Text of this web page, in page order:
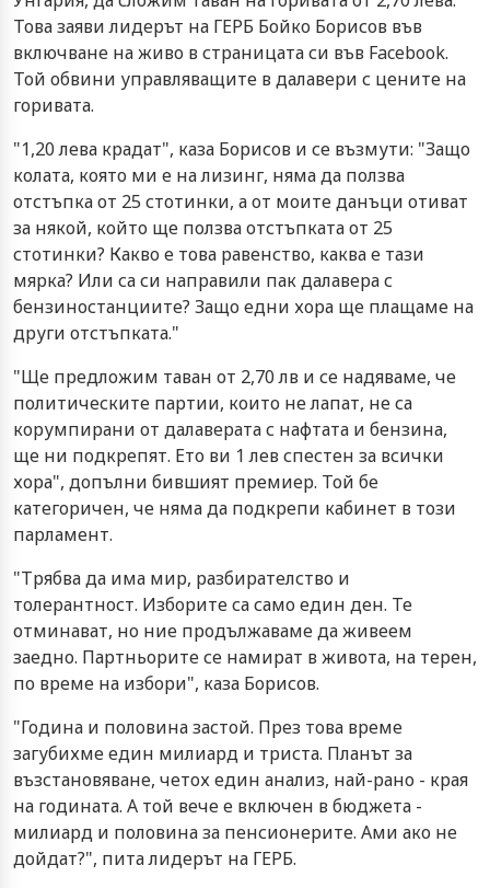
Това заяви лидерът на ГЕРБ Бойко Борисов във
включване на живо в страницата си във Facebook.
Той обвини управляващите в далавери с цените на
горивата.
"1,20 лева крадат", каза Борисов и се възмути: "Защо
колата, която ми е на лизинг, няма да ползва
отстъпка от 25 стотинки, а от моите данъци отиват
за някой, който ще ползва отстъпката от 25
стотинки? Какво е това равенство, каква е тази
мярка? Или са си направили пак далавера с
бензиностанциите? Защо едни хора ще плащаме на
други отстъпката."
"Ще предложим таван от 2,70 лв и се надяваме, че
политическите партии, които не лапат, не са
корумпирани от далаверата с нафтата и бензина,
ще ни подкрепят. Ето ви 1 лев спестен за всички
хора", допълни бившият премиер. Той бе
категоричен, че няма да подкрепи кабинет в този
парламент.
"Трябва да има мир, разбирателство и
толерантност. Изборите са само един ден. Те
отминават, но ние продължаваме да живеем
заедно. Партньорите се намират в живота, на терен,
по време на избори", каза Борисов.
"Година и половина застой. През това време
загубихме един милиард и триста. Планът за
възстановяване, четох един анализ, най-рано - края
на годината. А той вече е включен в бюджета -
милиард и половина за пенсионерите. Ами ако не
дойдат?", пита лидерът на ГЕРБ.